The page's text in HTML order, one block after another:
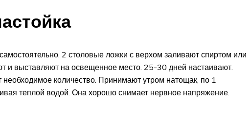
2 столовые ложки с верхом заливают спиртом или
и выставляют на освещенное место. 25-30 дней настаивают.
количество. Принимают утром натощак, по 1
теплой водой. Она хорошо снимает нервное напряжение.